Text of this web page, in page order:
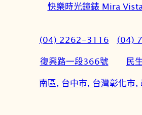
快樂時光鐘錶 Mira
(04) 2262-3116
復興路一段366號
南區, 台中市, 台灣
(04)
民
彰化市,